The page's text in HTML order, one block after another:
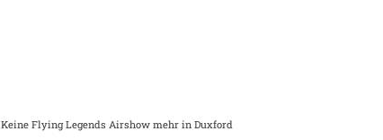
Keine Flying Legends Airshow mehr in Duxford